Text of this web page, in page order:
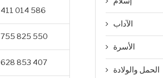
411 014 586
755 825 550
628 853 407
الآداب
الأسرة
الحمل والولادة